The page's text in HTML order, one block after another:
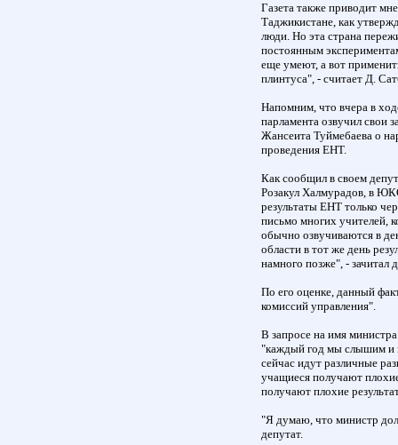
Газета также приводит
Таджикистане, как
люди. Но эта страна
постоянным
еще умеют, а вот
плинтуса", - считает Д.
Напомним, что вчера в
парламента озвучил свои
Жансеита Туймебаева о
проведения ЕНТ.
Как сообщил в своем
Розакул Халмурадов, в
результаты ЕНТ только
письмо многих учителей,
обычно озвучиваются в
области в тот же день
намного позже", - зачитал
По его оценке, данный
комиссий управления".
В запросе на имя
"каждый год мы слышим и
сейчас идут различные
учащиеся получают
получают плохие
"Я думаю, что министр
депутат.